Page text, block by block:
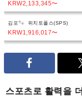
KRW2,133,345〜
김포 위치토폴스(SPS)
KRW1,916,017〜
스포츠로 활력을